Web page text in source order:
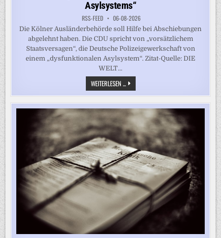
Asylsystems“
RSS-FEED 06-08-2026
Die Kölner Ausländerbehörde soll Hilfe bei Abschiebungen
abgelehnt haben. Die CDU spricht von „vorsätzlichem
Staatsversagen“, die Deutsche Polizeigewerkschaft von
einem „dysfunktionalen Asylsystem“. Zitat-Quelle: DIE
WELT...
WEITERLESEN ...KÖLN
LEHNTE
HILFE
BEI
500
ABSCHIEBUNGEN
AB
–
„DAS
ZEIGT
DIE
DYSFUNKTIONALITÄT
UNSERES
ASYLSYSTEMS“